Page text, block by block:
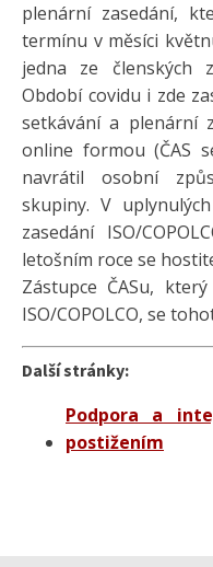
plenární zasedání,
termínu v měsíci
jedna ze členských
Období covidu i zde
setkávání a plenární
online formou (ČAS
navrátil osobní
skupiny. V
zasedání ISO/
letošním roce se
Zástupce ČASu,
ISO/COPOLCO, se
Další stránky:
Podpora a
postižením